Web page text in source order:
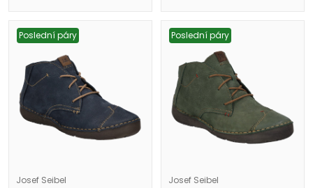
Poslední páry
Josef Seibel
Poslední páry
Josef Seibel